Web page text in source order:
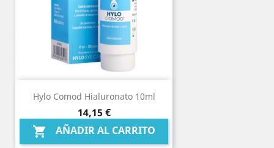
Hylo Comod Hialuronato 10ml
Precio
14,15 €
 AÑADIR AL CARRITO